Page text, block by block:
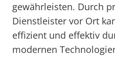
gewährleisten. Durch
Dienstleister vor Ort
effizient und effektiv
modernen